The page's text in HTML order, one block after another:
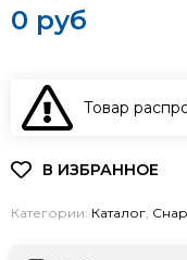
0 руб
Товар
Категории: Каталог,